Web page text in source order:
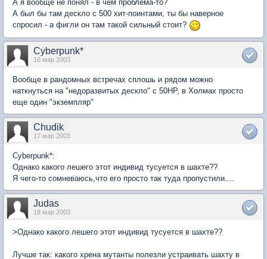
А я вообще не понял - в чем проблема-то?
А был бы там дескло с 500 хит-поинтами, ты бы наверное
спросил - а фигли он там такой сильный стоит?
Cyberpunk*
16 мар 2003
Вообще в рандомных встречах сплошь и рядом можно
наткнуться на "недоразвитых дескло" с 50НР, в Холмах просто
еще один "экземпляр"
Chudik
17 мар 2003
Cyberpunk*:
Однако какого лешего этот индивид тусуется в шахте??
Я чего-то сомневаюсь,что его просто так туда пропустили....
Judas
18 мар 2003
>Однако какого лешего этот индивид тусуется в шахте??
Лучше так: какого хрена мутанты полезли устраивать шахту в